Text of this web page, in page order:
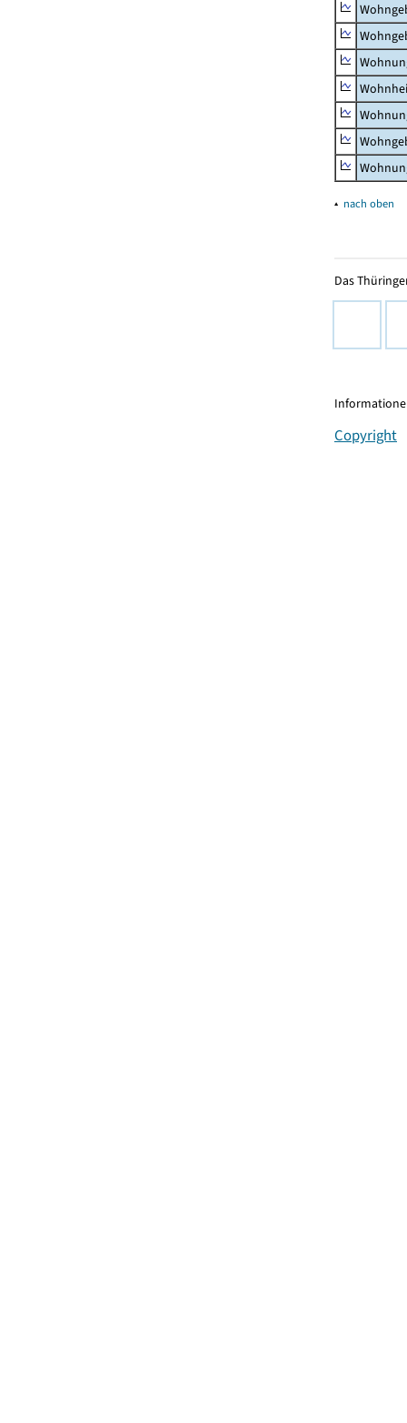
▴ nach oben
Das
Copyright